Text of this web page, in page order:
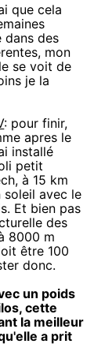
que cela
dans des
mon
se voit de
je la
: pour finir,
apres le
installé
petit
à 15 km
soleil avec le
Et bien pas
des
8000 m
être 100
donc.
un poids
cette
la meilleur
a prit